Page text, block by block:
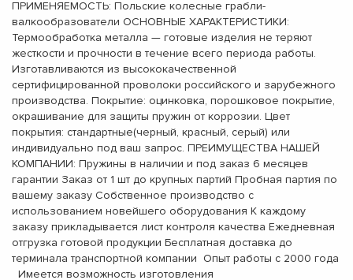
ПРИМЕНЯЕМОСТЬ: Польские колесные грабли-
валкообразователи ОСНОВНЫЕ ХАРАКТЕРИСТИКИ:
Термообработка металла — готовые изделия не теряют
жесткости и прочности в течение всего периода работы.
Изготавливаются из высококачественной
сертифицированной проволоки российского и зарубежного
производства. Покрытие: оцинковка, порошковое покрытие,
окрашивание для защиты пружин от коррозии. Цвет
покрытия: стандартные(черный, красный, серый) или
индивидуально под ваш запрос. ПРЕИМУЩЕСТВА НАШЕЙ
КОМПАНИИ: Пружины в наличии и под заказ 6 месяцев
гарантии Заказ от 1 шт до крупных партий Пробная партия по
вашему заказу Собственное производство с
использованием новейшего оборудования К каждому
заказу прикладывается лист контроля качества Ежедневная
отгрузка готовой продукции Бесплатная доставка до
терминала транспортной компании Опыт работы с 2000 года
Имеется возможность изготовления